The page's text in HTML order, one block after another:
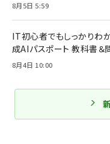
8月5日 5:59
IT初心者でもしっかりわ
成AIパスポート 教科書＆
8月4日 10:00